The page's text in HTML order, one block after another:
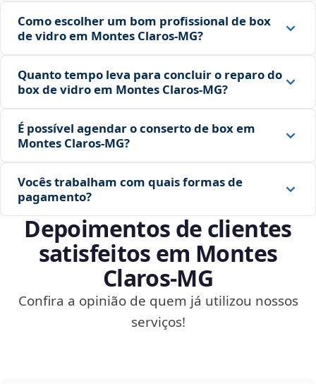
Como escolher um bom profissional de box
de vidro em Montes Claros‑MG?
Quanto tempo leva para concluir o reparo do
box de vidro em Montes Claros‑MG?
É possível agendar o conserto de box em
Montes Claros‑MG?
Vocês trabalham com quais formas de
pagamento?
Depoimentos de clientes
satisfeitos em Montes
Claros‑MG
Confira a opinião de quem já utilizou nossos
serviços!